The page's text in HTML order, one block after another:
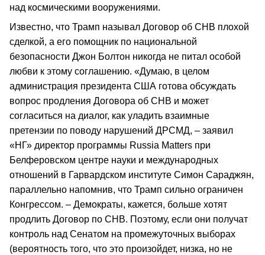
над космическими вооружениями.
Известно, что Трамп называл Договор об СНВ плохой
сделкой, а его помощник по национальной
безопасности Джон Болтон никогда не питал особой
любви к этому соглашению. «Думаю, в целом
администрация президента США готова обсуждать
вопрос продления Договора об СНВ и может
согласиться на диалог, как уладить взаимные
претензии по поводу нарушений ДРСМД, – заявил
«НГ» директор программы Russia Matters при
Белферовском центре науки и международных
отношений в Гарвардском институте Симон Сараджян,
параллельно напомнив, что Трамп сильно ограничен
Конгрессом. – Демократы, кажется, больше хотят
продлить Договор по СНВ. Поэтому, если они получат
контроль над Сенатом на промежуточных выборах
(вероятность того, что это произойдет, низка, но не